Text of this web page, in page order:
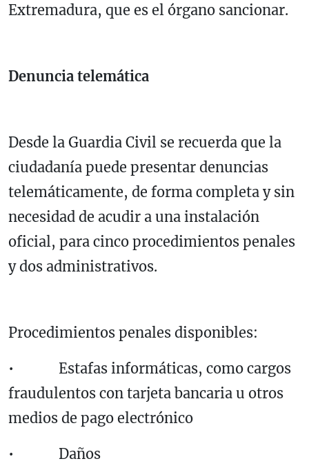
Extremadura, que es el órgano sancionar.
Denuncia telemática
Desde la Guardia Civil se recuerda que la
ciudadanía puede presentar denuncias
telemáticamente, de forma completa y sin
necesidad de acudir a una instalación
oficial, para cinco procedimientos penales
y dos administrativos.
Procedimientos penales disponibles:
• Estafas informáticas, como cargos
fraudulentos con tarjeta bancaria u otros
medios de pago electrónico
• Daños